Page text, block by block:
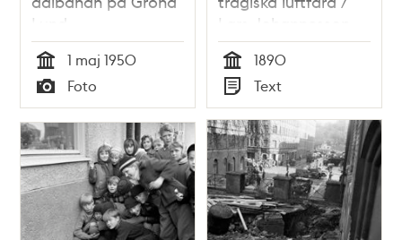
Lund
Tid
1 maj 1950
Typ
Foto
Lars Johannesson
Tid
1890
Typ
Text